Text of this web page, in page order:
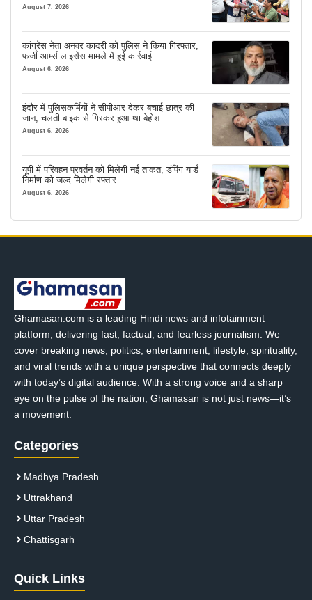
August 7, 2026
कांग्रेस नेता अनवर कादरी को पुलिस ने किया गिरफ्तार,
फर्जी आर्म्स लाइसेंस मामले में हुई कार्रवाई
August 6, 2026
इंदौर में पुलिसकर्मियों ने सीपीआर देकर बचाई छात्र की
जान, चलती बाइक से गिरकर हुआ था बेहोश
August 6, 2026
यूपी में परिवहन प्रवर्तन को मिलेगी नई ताकत, डंपिंग यार्ड
निर्माण को जल्द मिलेगी रफ्तार
August 6, 2026
Ghamasan.com is a leading Hindi news and infotainment
platform, delivering fast, factual, and fearless journalism. We
cover breaking news, politics, entertainment, lifestyle, spirituality,
and viral trends with a unique perspective that connects deeply
with today’s digital audience. With a strong voice and a sharp
eye on the pulse of the nation, Ghamasan is not just news—it’s
a movement.
Categories
Madhya Pradesh
Uttrakhand
Uttar Pradesh
Chattisgarh
Quick Links